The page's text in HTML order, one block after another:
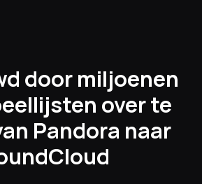
door miljoenen
over te
Pandora naar